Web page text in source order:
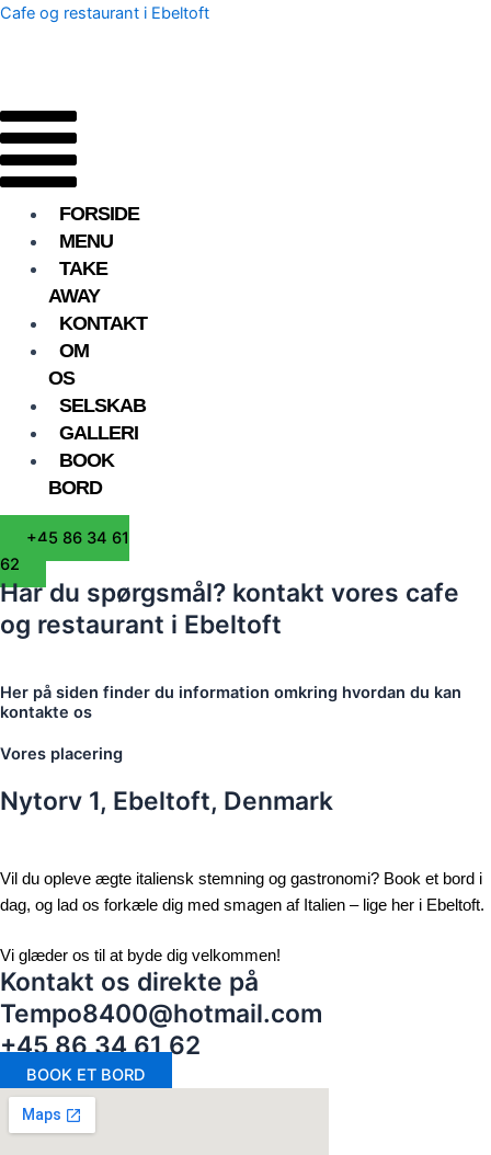
Gå
Cafe og restaurant i Ebeltoft
Menu
FORSIDE
MENU
TAKE
AWAY
KONTAKT
OM
OS
SELSKAB
GALLERI
BOOK
BORD
+45 86 34 61
62
Har du spørgsmål? kontakt vores cafe
og restaurant i Ebeltoft
Her på siden finder du information omkring hvordan du kan
kontakte os
Vores placering
Nytorv 1, Ebeltoft, Denmark
Vil du opleve ægte italiensk stemning og gastronomi? Book et bord i
dag, og lad os forkæle dig med smagen af Italien – lige her i Ebeltoft.
Vi glæder os til at byde dig velkommen!
Kontakt os direkte på
Tempo8400@hotmail.com
+45 86 34 61 62
BOOK ET BORD